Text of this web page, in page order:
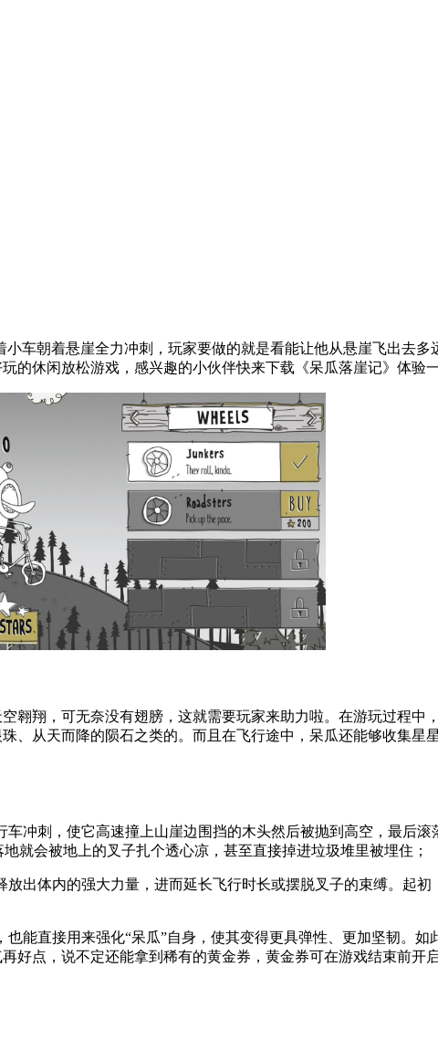
小车朝着悬崖全力冲刺，玩家要做的就是看能让他从悬崖飞出去
休闲放松游戏，感兴趣的小伙伴快来下载《呆瓜落崖记》体验一
翱翔，可无奈没有翅膀，这就需要玩家来助力啦。在游玩过程中
从天而降的陨石之类的。而且在飞行途中，呆瓜还能够收集星
冲刺，使它高速撞上山崖边围挡的木头然后被抛到高空，最后
就会被地上的叉子扎个透心凉，甚至直接掉进垃圾堆里被埋住；
出体内的强大力量，进而延长飞行时长或摆脱叉子的束缚。起
能直接用来强化“呆瓜”自身，使其变得更具弹性、更加坚韧。如
好点，说不定还能拿到稀有的黄金券，黄金券可在游戏结束前开